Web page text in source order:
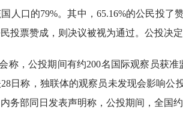
人口的79%。其中，65.16%的公民投
投票赞成，则决议被视为通过。公投决
称，公投期间有约200名国际观察员获
日称，独联体的观察员未发现会影响
务部同日发表声明称，公投期间，全国